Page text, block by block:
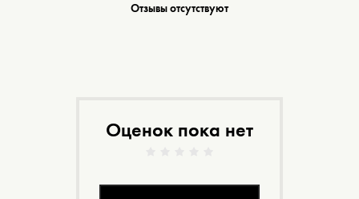
Отзывы отсутствуют
Оценок пока нет